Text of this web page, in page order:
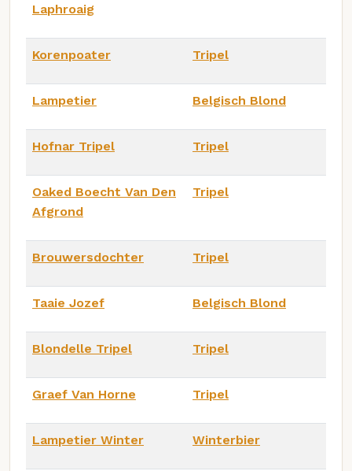
Laphroaig
Korenpoater Tripel
Lampetier Belgisch Blond
Hofnar Tripel Tripel
Oaked Boecht Van Den
Afgrond
Tripel
Brouwersdochter Tripel
Taaie Jozef Belgisch Blond
Blondelle Tripel Tripel
Graef Van Horne Tripel
Lampetier Winter Winterbier